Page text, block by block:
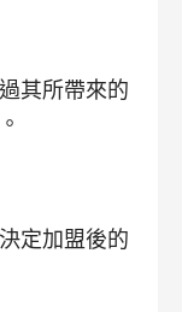
其所帶來的
定加盟後的